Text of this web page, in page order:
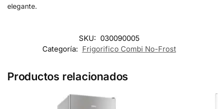
elegante.
SKU: 030090005
Categoría: Frigorifico Combi No-Frost
Productos relacionados